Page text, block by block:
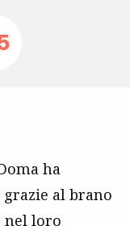
ha
al brano
nel loro